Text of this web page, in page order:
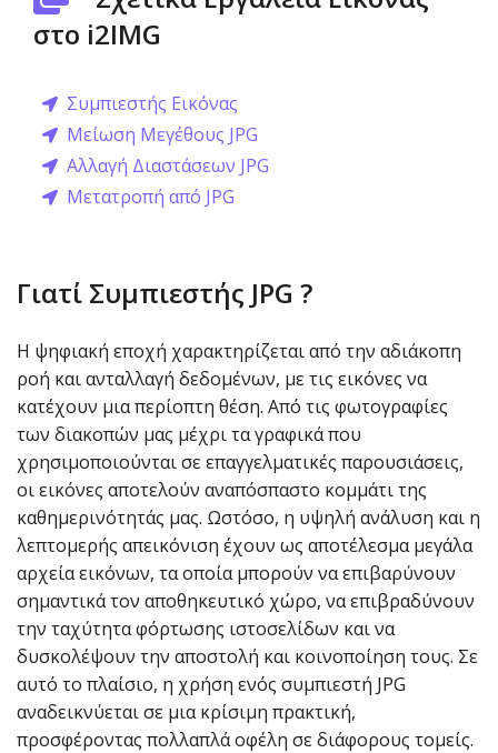
στο i2IMG
Συμπιεστής Εικόνας
Μείωση Μεγέθους JPG
Αλλαγή Διαστάσεων JPG
Μετατροπή από JPG
Γιατί Συμπιεστής JPG ?
Η ψηφιακή εποχή χαρακτηρίζεται από την αδιάκοπη
ροή και ανταλλαγή δεδομένων, με τις εικόνες να
κατέχουν μια περίοπτη θέση. Από τις φωτογραφίες
των διακοπών μας μέχρι τα γραφικά που
χρησιμοποιούνται σε επαγγελματικές παρουσιάσεις,
οι εικόνες αποτελούν αναπόσπαστο κομμάτι της
καθημερινότητάς μας. Ωστόσο, η υψηλή ανάλυση και η
λεπτομερής απεικόνιση έχουν ως αποτέλεσμα μεγάλα
αρχεία εικόνων, τα οποία μπορούν να επιβαρύνουν
σημαντικά τον αποθηκευτικό χώρο, να επιβραδύνουν
την ταχύτητα φόρτωσης ιστοσελίδων και να
δυσκολέψουν την αποστολή και κοινοποίηση τους. Σε
αυτό το πλαίσιο, η χρήση ενός συμπιεστή JPG
αναδεικνύεται σε μια κρίσιμη πρακτική,
προσφέροντας πολλαπλά οφέλη σε διάφορους τομείς.